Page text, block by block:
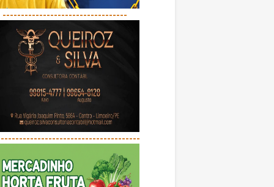
----------------------------------